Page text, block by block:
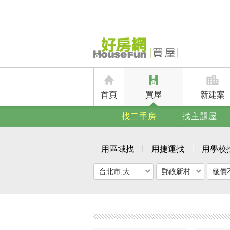
首頁 買屋 新建案
找二手房 找主題屋
用區域找 用捷運找 用學校
郵政新村 總價